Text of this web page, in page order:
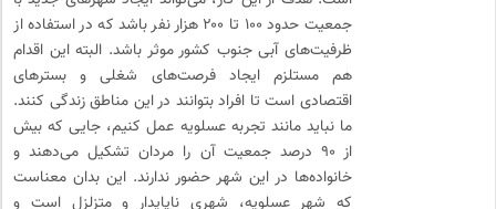
جمعیت حدود ۱۰۰ تا ۲۰۰ هزار نفر باشد که در استفاده از
ظرفیت‌های آبی جنوب کشور موثر باشد. البته این اقدام
هم مستلزم ایجاد فرصت‌های شغلی و بسترهای
اقتصادی است تا افراد بتوانند در این مناطق زندگی کنند.
ما نباید مانند تجربه عسلویه عمل کنیم، جایی که بیش
از ۹۰ درصد جمعیت آن را مردان تشکیل می‌دهند و
خانواده‌ها در این شهر حضور ندارند. این بدان معناست
که شهر عسلویه، شهری ناپایدار و متزلزل است و